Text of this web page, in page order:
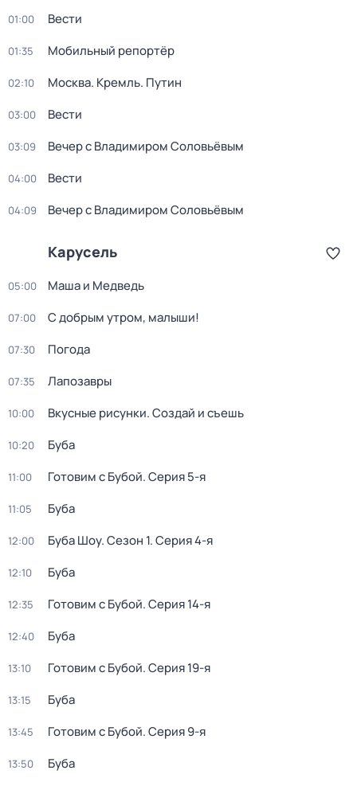
01:00 Вести
01:35 Мобильный репортёр
02:10 Москва. Кремль. Путин
03:00 Вести
03:09 Вечер с Владимиром Соловьёвым
04:00 Вести
04:09 Вечер с Владимиром Соловьёвым
Карусель
05:00 Маша и Медведь
07:00 С добрым утром, малыши!
07:30 Погода
07:35 Лапозавры
10:00 Вкусные рисунки. Создай и съешь
10:20 Буба
11:00 Готовим с Бубой. Серия 5-я
11:05 Буба
12:00 Буба Шоу. Сезон 1. Серия 4-я
12:10 Буба
12:35 Готовим с Бубой. Серия 14-я
12:40 Буба
13:10 Готовим с Бубой. Серия 19-я
13:15 Буба
13:45 Готовим с Бубой. Серия 9-я
13:50 Буба